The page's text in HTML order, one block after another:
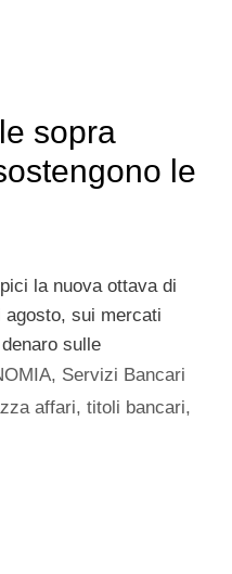
sopra
le
la nuova ottava di
sui mercati
sulle
, Servizi Bancari
affari,titoli bancari,